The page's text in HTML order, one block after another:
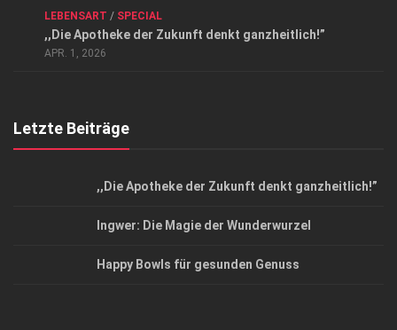
Datenschutzerklärung
Top Magazin Dresden / Ostsachsen
LEBENSART / SPECIAL
,,Die Apotheke der Zukunft denkt ganzheitlich!”
APR. 1, 2026
Letzte Beiträge
,,Die Apotheke der Zukunft denkt ganzheitlich!”
Ingwer: Die Magie der Wunderwurzel
Happy Bowls für gesunden Genuss